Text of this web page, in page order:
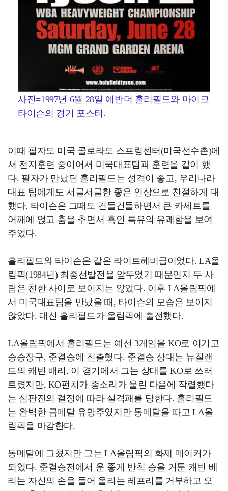
사진=1997년 6월 28일 에반더 홀리필드와 마이크
타이슨의 경기 포스터.
이때 필자도 미국 콜로라도 스프링센터(미국선수촌)에
서 전지훈련 중이어서 미국대표팀과 훈련을 같이 했
다. 필자가 만났던 홀리필드는 성격이 좋고, 우리나라
대표 팀에게도 서글서글한 좋은 인상으로 친절하게 대
했다. 타이슨은 그때도 건들건들하면서 큰 카세트를
어깨에 얹고 춤을 추면서 흑인 특유의 유쾌함을 보여
주었다.
홀리필드와 타이슨은 같은 라이트헤비급이었다. LA올
림픽(1984년) 최종선발전을 앞두었기 때문인지 두 사
람은 친한 사이로 보이지는 않았다. 이후 LA올림픽에
서 미국대표팀을 만났을 때, 타이슨의 모습은 보이지
않았다. 대신 홀리필드가 올림픽에 출전했다.
LA올림픽에서 홀리필드는 예선 3게임을 KO로 이기고
승승장구, 준결승에 진출했다. 준결승 상대는 뉴질랜
드의 캐빈 배리. 이 경기에서 그는 상대를 KO로 쓰러
트렸지만, KO펀치가 종소리가 울린 다음에 작렬했다
는 심판진의 결정에 따라 실격패를 당한다. 홀리필드
는 완벽한 금메달 유망주였지만 동메달을 따고 LA올
림픽을 마감한다.
동메달에 그쳤지만 그는 LA올림픽의 화제 메이커가
되었다. 준결승전에서 운 좋게 반칙 승을 거둔 캐빈 베
리는 자신의 손을 들어 올리는 레프리를 거부하고 오